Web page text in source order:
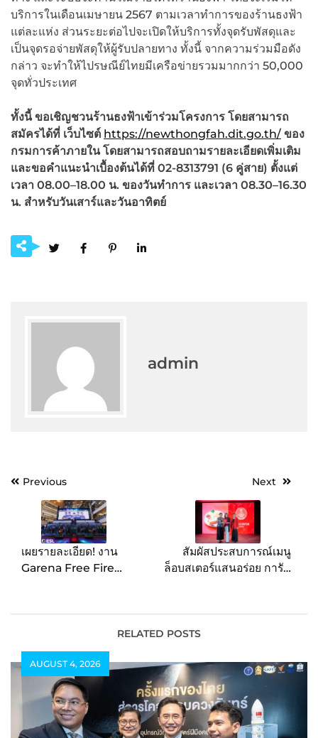
บริการในเดือนเมษายน 2567 ตามเวลาทำการของร้านธงฟ้า
แต่ละแห่ง ส่วนระยะต่อไปจะเปิดให้บริการทั้งจุดรับพัสดุและ
เป็นจุดรอจ่ายพัสดุให้ผู้รับปลายทาง ทั้งนี้ จากความร่วมมือดัง
กล่าว จะทำให้ไปรษณีย์ไทยมีเครือข่ายรวมมากกว่า 50,000
จุดทั่วประเทศ
ทั้งนี้ ขอเชิญชวนร้านธงฟ้าเข้าร่วมโครงการ โดยสามารถ
สมัครได้ที่ เว็บไซต์ https://newthongfah.dit.go.th/ ของ
กรมการค้าภายใน โดยสามารถสอบถามรายละเอียดเพิ่มเติม
และขอคำแนะนำเบื้องต้นได้ที่ 02-8313791 (6 คู่สาย) ตั้งแต่
เวลา 08.00–18.00 น. ของวันทำการ และเวลา 08.30–16.30
น. สำหรับวันเสาร์และวันอาทิตย์
admin
PostPrevious
เผยรายละเอียด! งาน
Garena Free Fire
บ้าง
Next
สัมผัสประสบการณ์เมนู
ล็อบสเตอร์แสนอร่อย การัน
ได้ที่ Red Lobster ทั้ง 2
RELATED POSTS
AUGUST 4, 2026